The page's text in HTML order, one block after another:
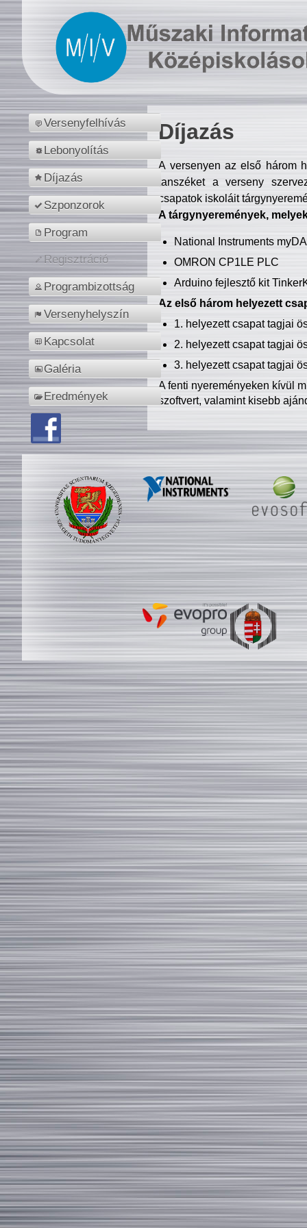
Versenyfelhívás
Lebonyolítás
Díjazás
Szponzorok
Program
Regisztráció
Programbizottság
Versenyhelyszín
Kapcsolat
Galéria
Eredmények
Díjazás
A versenyen az első három
tanszéket a verseny
csapatok iskoláit
A tárgynyeremények,
National Instruments
OMRON CP1LE PLC
Arduino fejlesztő kit
Az első három helyezett
1. helyezett csapat tagjai
2. helyezett csapat tagjai
3. helyezett csapat tagjai
A fenti nyereményeken kívül
szoftvert, valamint kisebb